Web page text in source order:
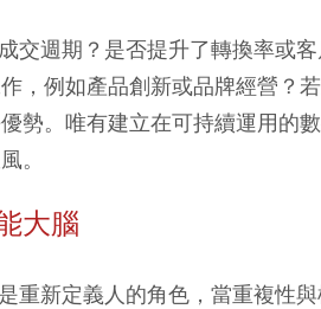
交週期？是否提升了轉換率或
，例如產品創新或品牌經營？
勢。唯有建立在可持續運用的
。
大腦
重新定義人的角色，當重複性